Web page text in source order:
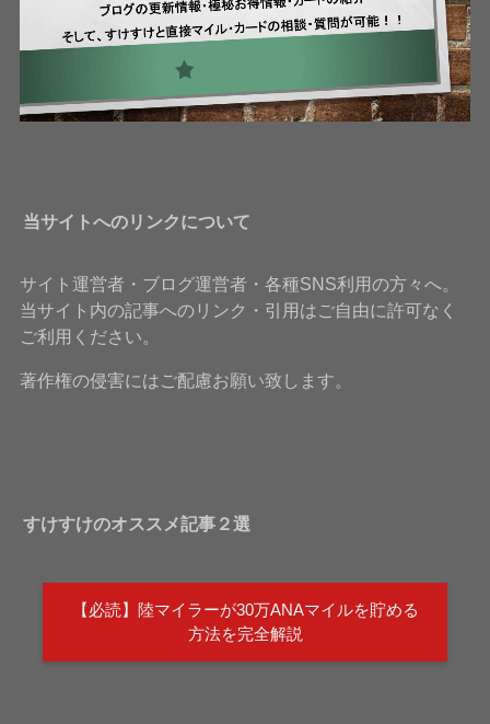
当サイトへのリンクについて
サイト運営者・ブログ運営者・各種SNS利用の方々へ。
当サイト内の記事へのリンク・引用はご自由に許可なく
ご利用ください。
著作権の侵害にはご配慮お願い致します。
すけすけのオススメ記事２選
【必読】陸マイラーが30万ANAマイルを貯める
方法を完全解説